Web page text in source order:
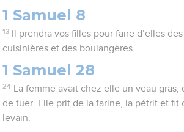
1 Samuel 8
13
Il prendra vos filles pour faire d’elles
cuisinières et des boulangères.
1 Samuel 28
24
La femme avait chez elle un veau gras,
de tuer. Elle prit de la farine, la pétrit et fit
levain.